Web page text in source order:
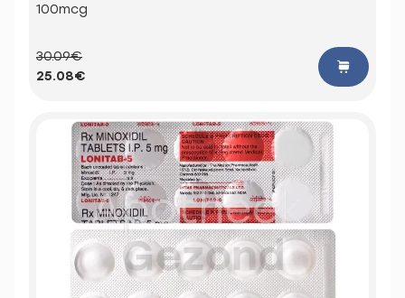
100mcg
30.09€
25.08€